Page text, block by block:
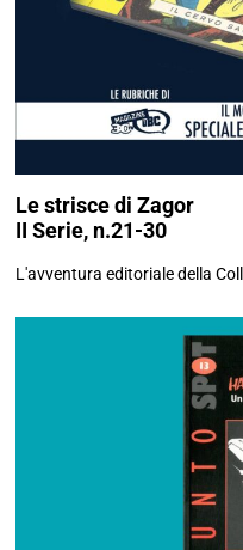
Le strisce di Zagor
II Serie, n.21-30
L'avventura editoriale della